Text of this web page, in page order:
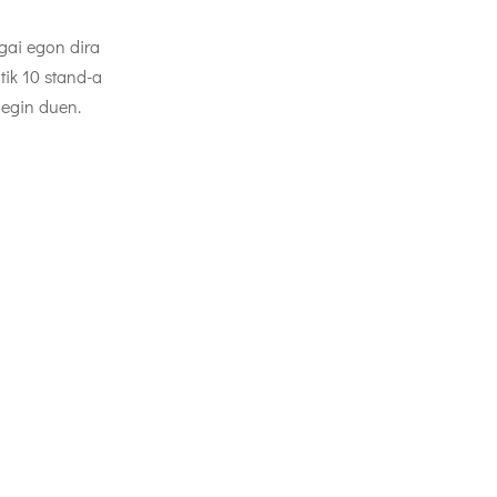
egon dira
10 stand-a
duen.